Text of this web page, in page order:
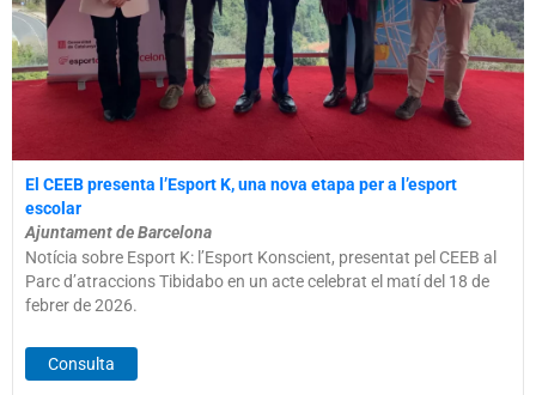
El CEEB presenta l’Esport K, una nova etapa per a l’esport
escolar
Ajuntament de Barcelona
Notícia sobre Esport K: l’Esport Konscient, presentat pel CEEB al
Parc d’atraccions Tibidabo en un acte celebrat el matí del 18 de
febrer de 2026.
Consulta